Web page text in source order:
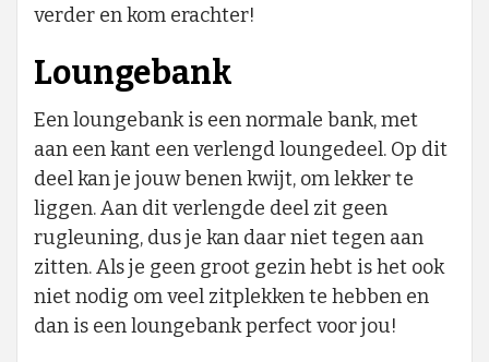
verder en kom erachter!
Loungebank
Een loungebank is een normale bank, met
aan een kant een verlengd loungedeel. Op dit
deel kan je jouw benen kwijt, om lekker te
liggen. Aan dit verlengde deel zit geen
rugleuning, dus je kan daar niet tegen aan
zitten. Als je geen groot gezin hebt is het ook
niet nodig om veel zitplekken te hebben en
dan is een loungebank perfect voor jou!